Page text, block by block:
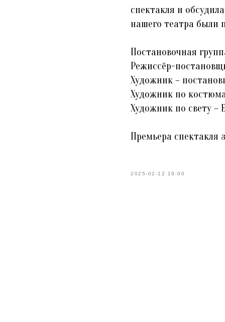
спектакля и
нашего театра были
Постановочная
Режиссёр-
Художник –
Художник по
Художник по свету –
Премьера спектакля
2025-02-12 19:00